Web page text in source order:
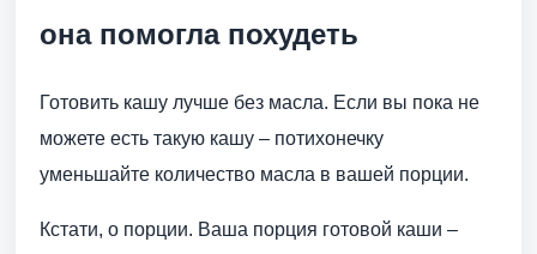
она помогла похудеть
Готовить кашу лучше без масла. Если вы пока не
можете есть такую кашу – потихонечку
уменьшайте количество масла в вашей порции.
Кстати, о порции. Ваша порция готовой каши –